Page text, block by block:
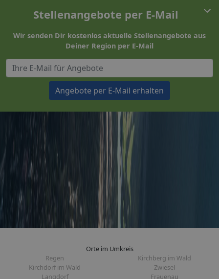
Stellenangebote per E-Mail
Wir senden Dir kostenlos aktuelle Stellenangebote aus
Deiner Region per E-Mail
Angebote per E-Mail erhalten
Orte im Umkreis
Regen
Kirchberg im Wald
Kirchdorf im Wald
Zwiesel
Langdorf
Frauenau